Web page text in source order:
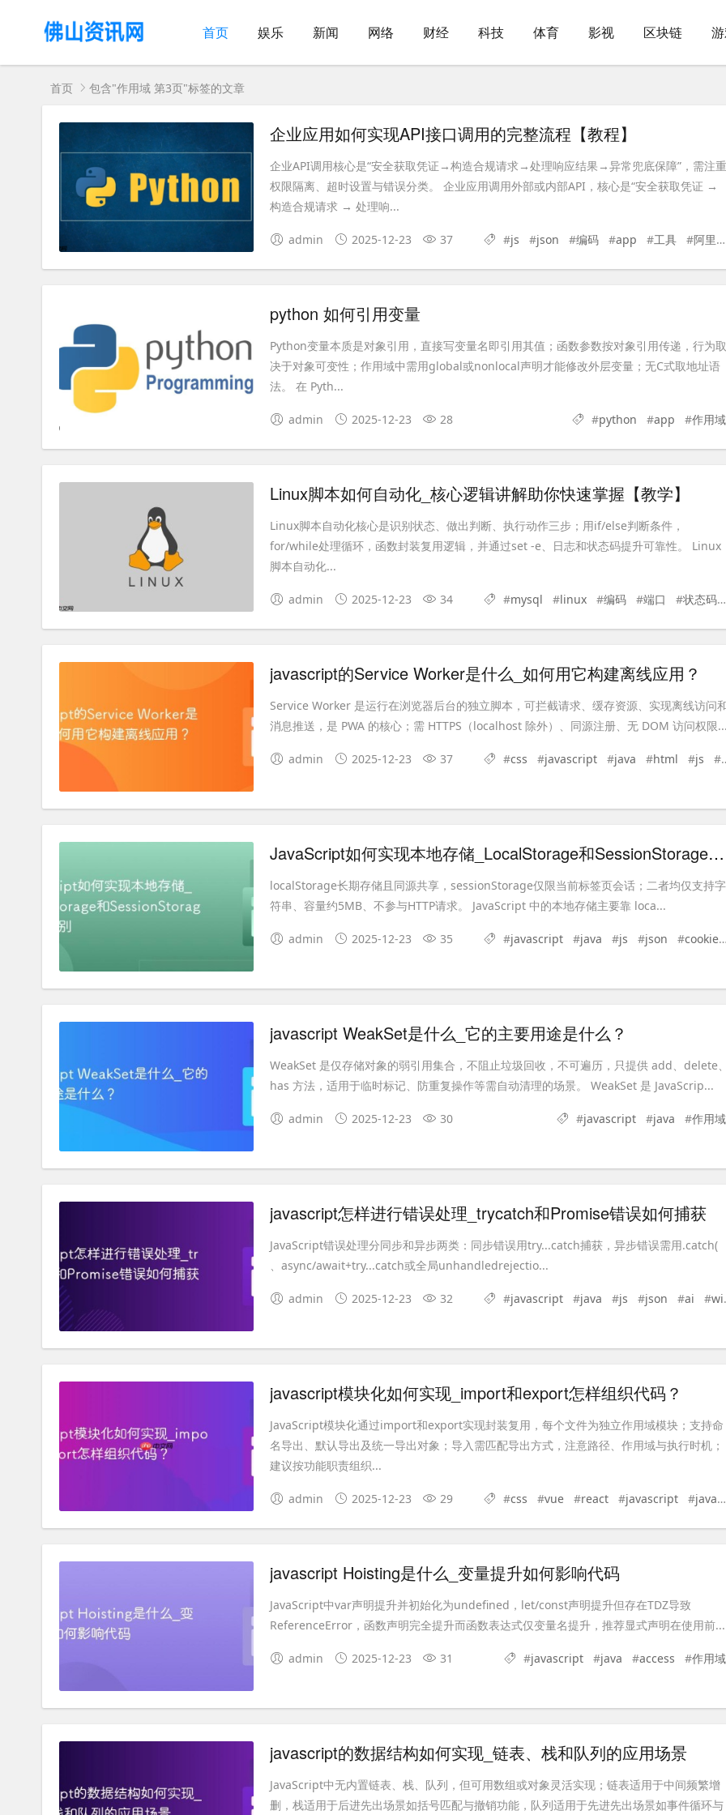
首页 娱乐 新闻 网络 财经 科技 体育 影视 区块链
首页 包含"作用域 第3页"标签的文章
企业应用如何实现API接口调用的完整流程【教程】
企业API调用核心是“安全获取凭证→构造合规请求→处理响应结果→异常兜底保障”，需注重
权限隔离、超时设置与错误分类。 企业应用调用外部或内部API，核心是“安全获取凭证 →
构造合规请求 → 处理响...
admin 2025-12-23 37 #js #json #编码 #app #工具 #阿里云
python 如何引用变量
Python变量本质是对象引用，直接写变量名即引用其值；函数参数按对象引用传递，行为取
决于对象可变性；作用域中需用global或nonlocal声明才能修改外层变量；无C式取地址语
法。 在 Pyth...
admin 2025-12-23 28 #python #app #作用域
Linux脚本如何自动化_核心逻辑讲解助你快速掌握【教学】
Linux脚本自动化核心是识别状态、做出判断、执行动作三步；用if/else判断条件，
for/while处理循环，函数封装复用逻辑，并通过set -e、日志和状态码提升可靠性。 Linux
脚本自动化...
admin 2025-12-23 34 #mysql #linux #编码 #端口 #状态码 #
javascript的Service Worker是什么_如何用它构建离线应用？
Service Worker 是运行在浏览器后台的独立脚本，可拦截请求、缓存资源、实现离线访问
消息推送，是 PWA 的核心；需 HTTPS（localhost 除外）、同源注册、无 DOM 访问权限...
admin 2025-12-23 37 #css #javascript #java #html #js #
JavaScript如何实现本地存储_LocalStorage和SessionStorage有何区别
localStorage长期存储且同源共享，sessionStorage仅限当前标签页会话；二者均仅支持字
符串、容量约5MB、不参与HTTP请求。 JavaScript 中的本地存储主要靠 loca...
admin 2025-12-23 35 #javascript #java #js #json #cookie
javascript WeakSet是什么_它的主要用途是什么？
WeakSet 是仅存储对象的弱引用集合，不阻止垃圾回收，不可遍历，只提供 add、delete、
has 方法，适用于临时标记、防重复操作等需自动清理的场景。 WeakSet 是 JavaScrip...
admin 2025-12-23 30 #javascript #java #作用域
javascript怎样进行错误处理_trycatch和Promise错误如何捕获
JavaScript错误处理分同步和异步两类：同步错误用try...catch捕获，异步错误需用.catch(
、async/await+try...catch或全局unhandledrejectio...
admin 2025-12-23 32 #javascript #java #js #json #ai #win
javascript模块化如何实现_import和export怎样组织代码？
JavaScript模块化通过import和export实现封装复用，每个文件为独立作用域模块；支持命
名导出、默认导出及统一导出对象；导入需匹配导出方式，注意路径、作用域与执行时机；
建议按功能职责组织...
admin 2025-12-23 29 #css #vue #react #javascript #java #
javascript Hoisting是什么_变量提升如何影响代码
JavaScript中var声明提升并初始化为undefined，let/const声明提升但存在TDZ导致
ReferenceError，函数声明完全提升而函数表达式仅变量名提升，推荐显式声明在使用前...
admin 2025-12-23 31 #javascript #java #access #作用域
javascript的数据结构如何实现_链表、栈和队列的应用场景
JavaScript中无内置链表、栈、队列，但可用数组或对象灵活实现；链表适用于中间频繁增
删，栈适用于后进先出场景如括号匹配与撤销功能，队列适用于先进先出场景如事件循环与